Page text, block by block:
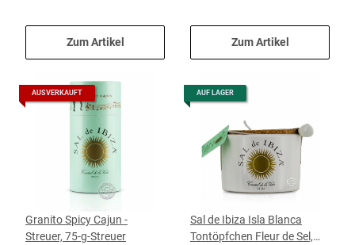
Zum Artikel Zum Artikel
AUSVERKAUFT
Granito Spicy Cajun -
Streuer, 75-g-Streuer
AUF LAGER
Sal de Ibiza Isla Blanca
Tontöpfchen Fleur de Sel,